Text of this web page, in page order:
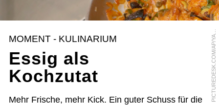
P
I
C
T
U
R
E
D
E
S
K
.
C
O
M
/
A
P
/
Y
A
S
U
S
H
I
W
A
D
A
MOMENT - KULINARIUM
Essig als
Kochzutat
Mehr Frische, mehr Kick. Ein guter Schuss für die